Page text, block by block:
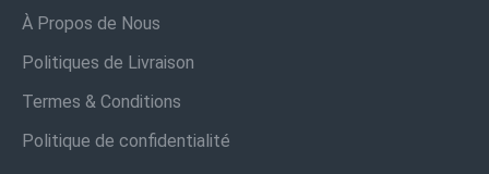
À Propos de Nous
Politiques de Livraison
Termes & Conditions
Politique de confidentialité